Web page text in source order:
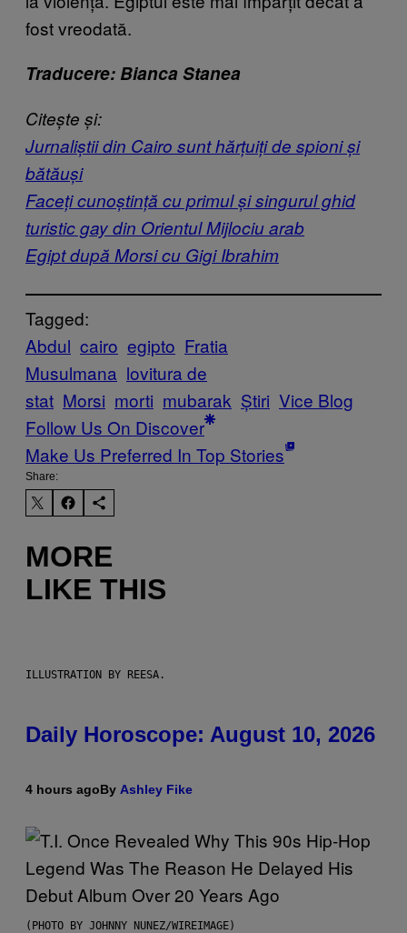
fost vreodată.
Traducere: Bianca Stanea
Citește și:
Jurnaliștii din Cairo sunt hărțuiți de spioni și
bătăuși
Faceți cunoștință cu primul și singurul ghid
turistic gay din Orientul Mijlociu arab
Egipt după Morsi cu Gigi Ibrahim
Tagged:
Abdul cairo egipto Fratia
Musulmana lovitura de
stat Morsi morti mubarak Știri Vice Blog
Follow Us On Discover
Make Us Preferred In Top Stories
Share:
MORE
LIKE THIS
ILLUSTRATION BY REESA.
Daily Horoscope: August 10, 2026
4 hours agoBy Ashley Fike
(PHOTO BY JOHNNY NUNEZ/WIREIMAGE)